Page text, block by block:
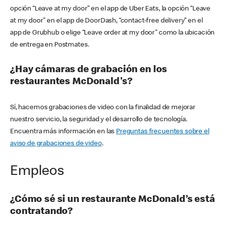
opción “Leave at my door” en el app de Uber Eats, la opción “Leave
at my door” en el app de DoorDash, “contact-free delivery” en el
app de Grubhub o elige “Leave order at my door” como la ubicación
de entrega en Postmates.
¿Hay cámaras de grabación en los
restaurantes McDonald's?
Sí, hacemos grabaciones de video con la finalidad de mejorar
nuestro servicio, la seguridad y el desarrollo de tecnología.
Encuentra más información en las Preguntas frecuentes sobre el
aviso de grabaciones de video.
Empleos
¿Cómo sé si un restaurante McDonald’s está
contratando?